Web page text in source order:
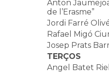
Anton
de l’Erasme”
Jordi Farré
Rafael Migó
Josep Prats
TERÇOS
Angel Batet